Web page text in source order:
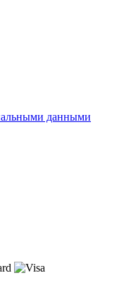
данными